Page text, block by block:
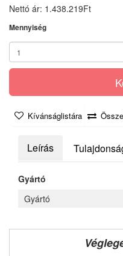
Nettó ár: 1.438.219Ft
Mennyiség
Kívánságlistára
Leírás
Gyártó
Gyártó